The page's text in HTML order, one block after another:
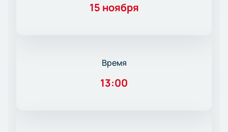
15 ноября
Время
13:00